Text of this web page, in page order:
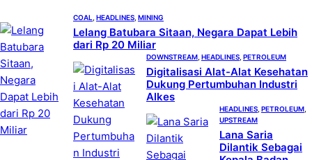
h
COAL HEADLINES MINING
Lelang Batubara Sitaan, Negara Dapat Lebih
dari Rp 20 Miliar
DOWNSTREAM HEADLINES PETROLEUM
Digitalisasi Alat-Alat Kesehatan
Dukung Pertumbuhan Industri
Alkes
HEADLINES PETROLEUM
UPSTREAM
Lana Saria
Dilantik Sebagai